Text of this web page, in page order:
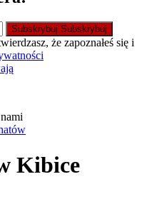
Subskrybuj Subskrybuj
że zapoznałeś się i
Kibice